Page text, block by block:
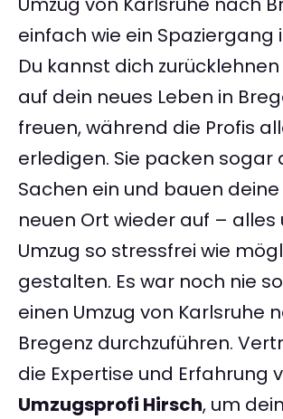
einfach wie ein Spaziergang
Du kannst dich
auf dein neues Leben in
freuen, während die Profis
erledigen. Sie packen sogar
Sachen ein und bauen deine
neuen Ort wieder auf – alles
Umzug so stressfrei wie
gestalten. Es war noch nie
einen Umzug von Karlsruhe
Bregenz durchzuführen.
die Expertise und Erfahrung
Umzugsprofi Hirsch, um